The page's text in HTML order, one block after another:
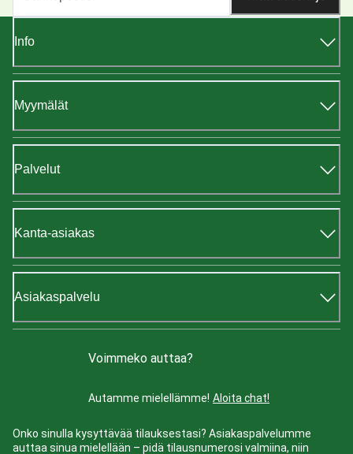
Info
Myymälät
Palvelut
Kanta-asiakas
Asiakaspalvelu
Voimmeko auttaa?
Autamme mielellämme! Aloita chat!
Onko sinulla kysyttävää tilauksestasi? Asiakaspalvelumme
auttaa sinua mielellään – pidä tilausnumerosi valmiina, niin